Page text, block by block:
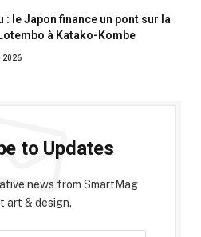
: le Japon finance un pont sur la
à Katako-Kombe
2026
to Updates
news from SmartMag
art & design.